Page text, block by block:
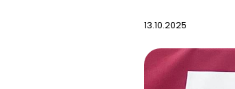
13.10.2025